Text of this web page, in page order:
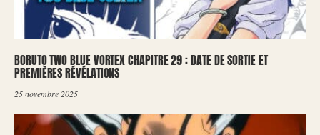
BORUTO TWO BLUE VORTEX CHAPITRE 29 : DATE DE SORTIE ET
PREMIÈRES RÉVÉLATIONS
25 novembre 2025